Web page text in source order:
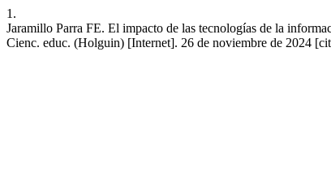
1.
Jaramillo Parra FE. El impacto de las tecnologías de la
Cienc. educ. (Holguin) [Internet]. 26 de noviembre de 2024